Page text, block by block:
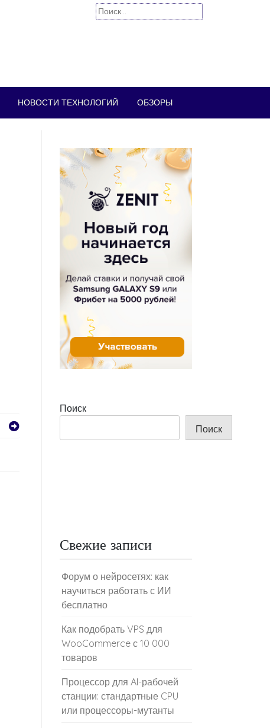
Найти:
НОВОСТИ ТЕХНОЛОГИЙ ОБЗОРЫ
Поиск
Поиск
Свежие записи
Форум о нейросетях: как
научиться работать с ИИ
бесплатно
Как подобрать VPS для
WooCommerce с 10 000
товаров
Процессор для AI-рабочей
станции: стандартные CPU
или процессоры-мутанты